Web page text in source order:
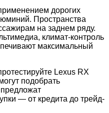
дорогих
Пространства
на заднем ряду.
климат-контроль
максимальный
Lexus RX
подобрать
— от кредита до трейд-